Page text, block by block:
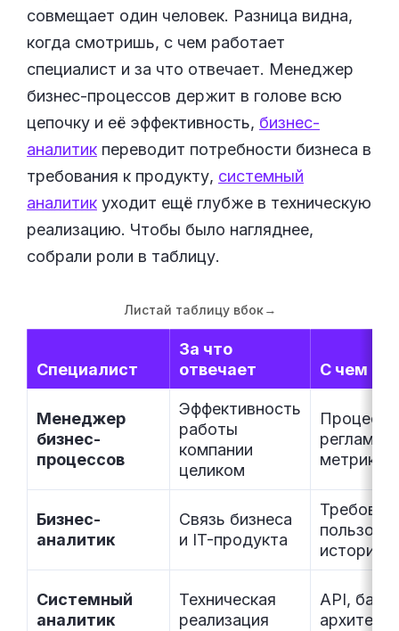
совмещает один человек. Разница видна,
когда смотришь, с чем работает
специалист и за что отвечает. Менеджер
бизнес-процессов держит в голове всю
цепочку и её эффективность, бизнес-
аналитик переводит потребности бизнеса в
требования к продукту, системный
аналитик уходит ещё глубже в техническую
реализацию. Чтобы было нагляднее,
собрали роли в таблицу.
Листай таблицу вбок →
Специалист
За что
отвечает
С чем
Менеджер
бизнес-
процессов
Эффективность
работы
компании
целиком
метрики,
Бизнес-
аналитик
Связь бизнеса
и IT-продукта
истории
Системный
аналитик
Техническая
реализация
API, базы